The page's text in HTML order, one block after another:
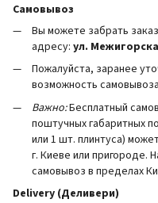
Самовывоз
Вы можете забрать
адресу: ул.
Пожалуйста, заранее
возможность
Важно:Бесплатный
поштучных габаритных
или 1 шт. плинтуса)
г. Киеве или пригороде.
самовывоз в пределах
Delivery (Деливери)